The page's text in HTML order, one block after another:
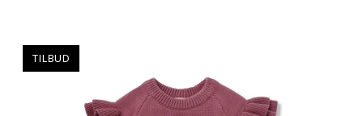
TILBUD